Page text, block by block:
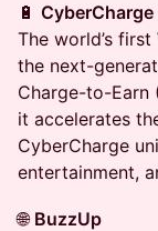
🔋 CyberCharge
The world’s
the next-
Charge-to-Earn
it accelerates
CyberCharge
entertainment,
🌐 BuzzUp